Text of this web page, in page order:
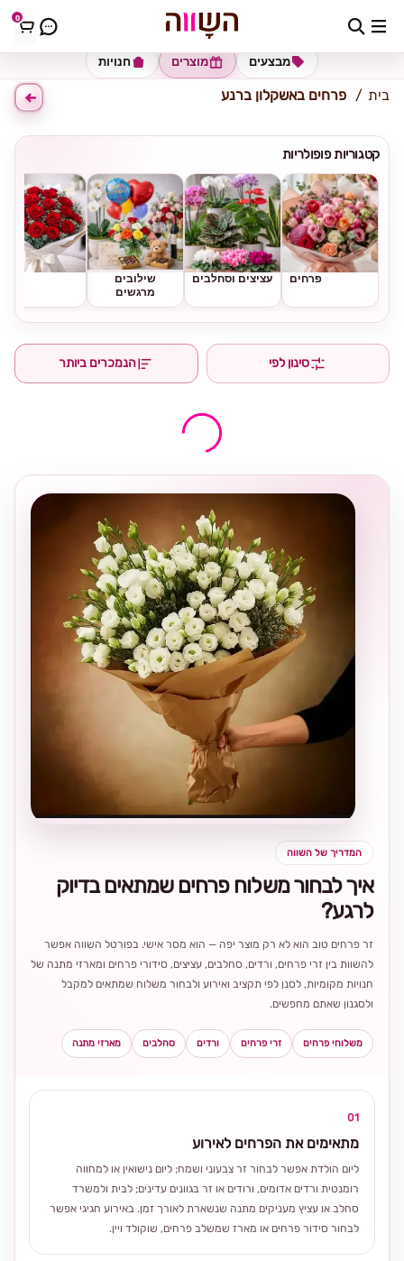
0 כתובת למשלוח הזינו כתובת
חנויות מוצרים מבצעים
בית פרחים באשקלון ברנע
קטגוריות פופולריות
פרחים עציצים וסחלבים
שילובים
מרגשים
סינון לפי הנמכרים ביותר
המדריך של השווה
איך לבחור משלוח פרחים שמתאים בדיוק
לרגע?
זר פרחים טוב הוא לא רק מוצר יפה — הוא מסר אישי. בפורטל השווה אפשר
להשוות בין זרי פרחים, ורדים, סחלבים, עציצים, סידורי פרחים ומארזי מתנה של
חנויות מקומיות, לסנן לפי תקציב ואירוע ולבחור משלוח שמתאים למקבל
ולסגנון שאתם מחפשים.
משלוחי פרחים זרי פרחים ורדים סחלבים מארזי מתנה
01
מתאימים את הפרחים לאירוע
ליום הולדת אפשר לבחור זר צבעוני ושמח; ליום נישואין או למחווה
רומנטית ורדים אדומים, ורודים או זר בגוונים עדינים; לבית ולמשרד
סחלב או עציץ מעניקים מתנה שנשארת לאורך זמן. באירוע חגיגי אפשר
לבחור סידור פרחים או מארז שמשלב פרחים, שוקולד ויין.